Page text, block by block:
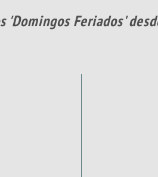
'Domingos Feriados'